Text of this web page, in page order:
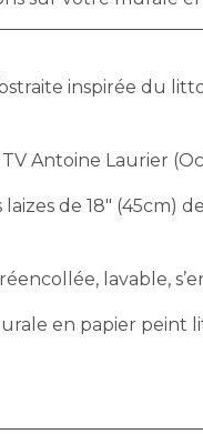
inspirée du
Antoine Laurier
de 18″ (45cm)
lavable,
en papier peint